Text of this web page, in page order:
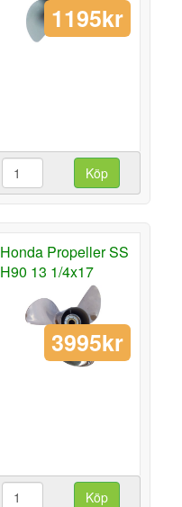
1195kr
Köp
Honda Propeller SS
H90 13 1/4x17
3995kr
Köp